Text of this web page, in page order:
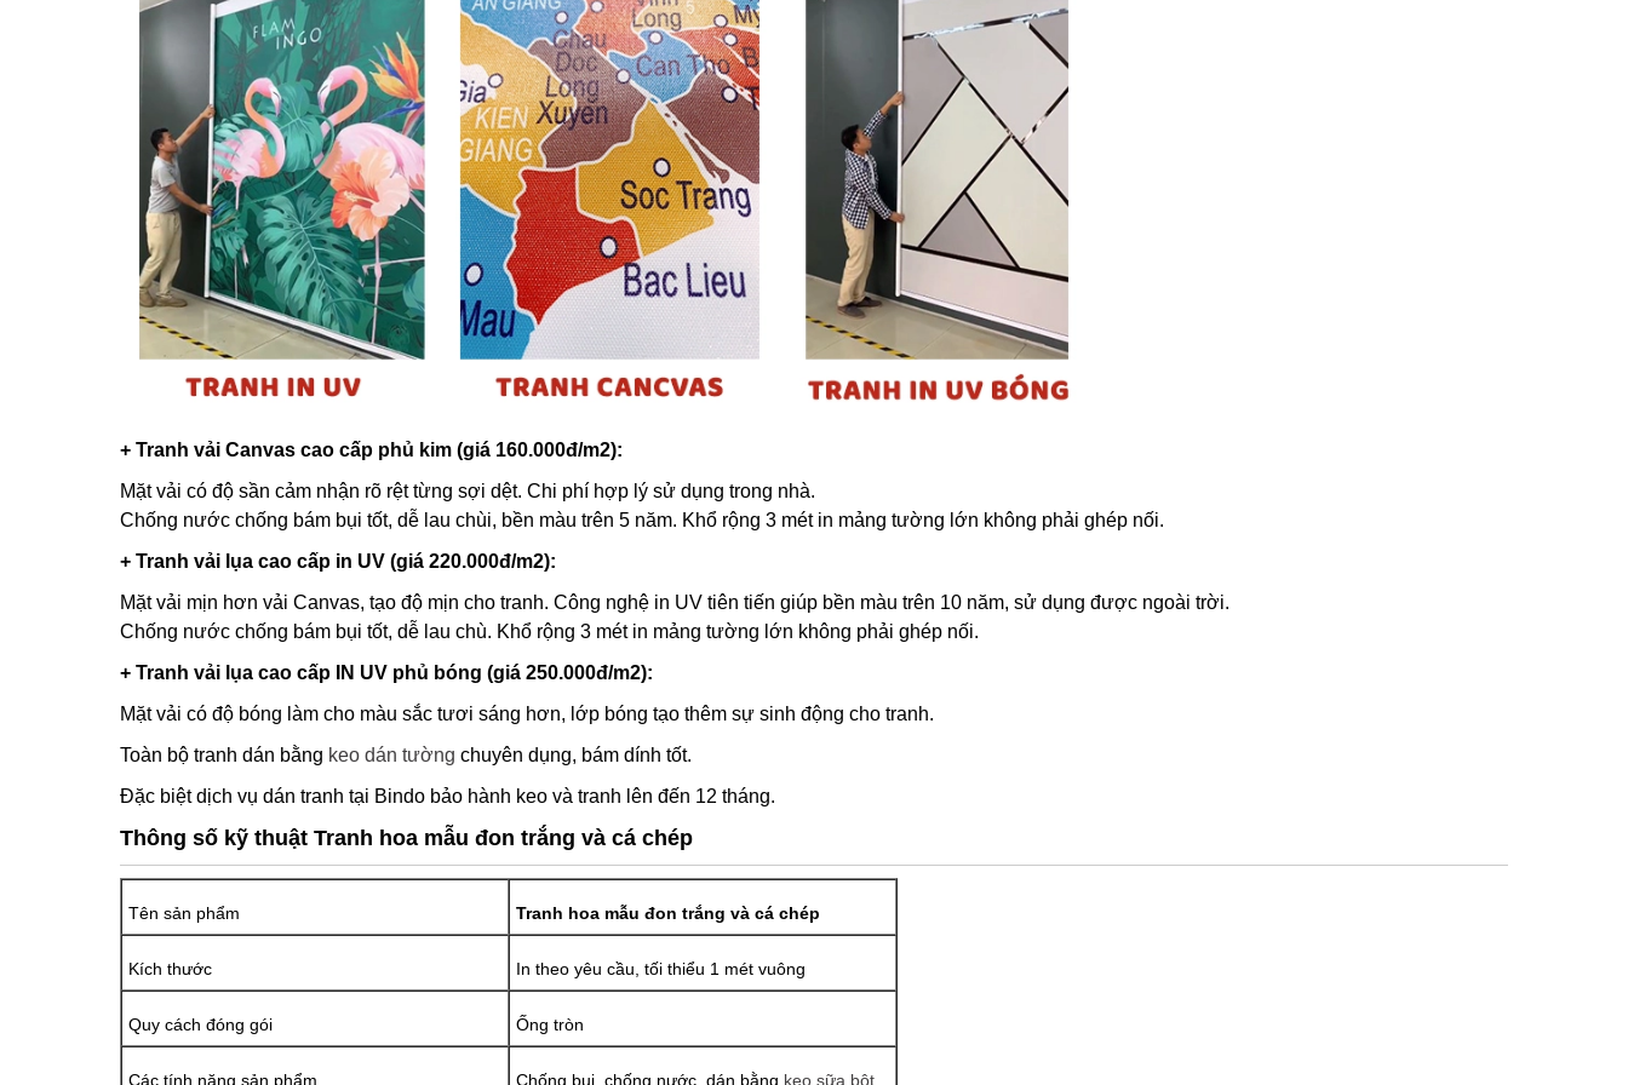
+ Tranh vải Canvas cao cấp phủ kim (giá 160.000đ/m2):
Mặt vải có độ sần cảm nhận rõ rệt từng sợi dệt. Chi phí hợp lý sử dụng trong nhà.
Chống nước chống bám bụi tốt, dễ lau chùi, bền màu trên 5 năm. Khổ rộng 3 mét in mảng tường lớn không phải ghép nối.
+ Tranh vải lụa cao cấp in UV (giá 220.000đ/m2):
Mặt vải mịn hơn vải Canvas, tạo độ mịn cho tranh. Công nghệ in UV tiên tiến giúp bền màu trên 10 năm, sử dụng được ngoài trời.
Chống nước chống bám bụi tốt, dễ lau chù. Khổ rộng 3 mét in mảng tường lớn không phải ghép nối.
+ Tranh vải lụa cao cấp IN UV phủ bóng (giá 250.000đ/m2):
Mặt vải có độ bóng làm cho màu sắc tươi sáng hơn, lớp bóng tạo thêm sự sinh động cho tranh.
Toàn bộ tranh dán bằng keo dán tường chuyên dụng, bám dính tốt.
Đặc biệt dịch vụ dán tranh tại Bindo bảo hành keo và tranh lên đến 12 tháng.
Thông số kỹ thuật Tranh hoa mẫu đon trắng và cá chép
Tên sản phẩm Tranh hoa mẫu đon trắng và cá chép
Kích thước In theo yêu cầu, tối thiểu 1 mét vuông
Quy cách đóng gói Ống tròn
Các tính năng sản phẩm Chống bụi, chống nước, dán bằng keo sữa bột